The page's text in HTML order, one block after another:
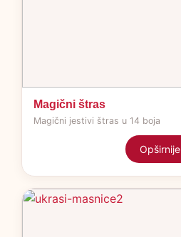
Magični štras
Magični jestivi štras u 14 boja
Opširnije